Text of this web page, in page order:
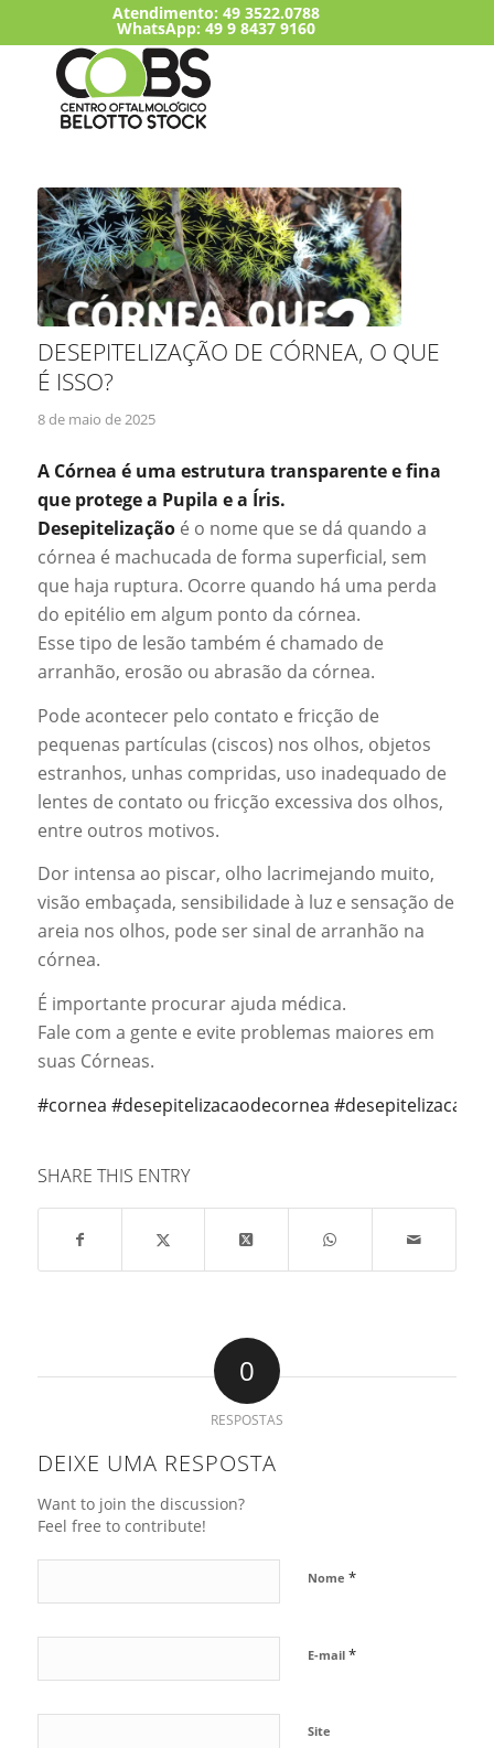
Atendimento:49 3522.0788
WhatsApp: 49 9 8437 9160
DESEPITELIZAÇÃO DE CÓRNEA, O QUE
É ISSO?
8 de maio de 2025
A Córnea é uma estrutura transparente e fina
que protege a Pupila e a Íris.
Desepitelizaçãoé o nome que se dá quando a
córnea é machucada de forma superficial, sem
que haja ruptura. Ocorre quando há uma perda
do epitélio em algum ponto da córnea.
Esse tipo de lesão também é chamado de
arranhão, erosão ou abrasão da córnea.
Pode acontecer pelo contato e fricção de
pequenas partículas (ciscos) nos olhos, objetos
estranhos, unhas compridas, uso inadequado de
lentes de contato ou fricção excessiva dos olhos,
entre outros motivos.
Dor intensa ao piscar, olho lacrimejando muito,
visão embaçada, sensibilidade à luz e sensação de
areia nos olhos, pode ser sinal de arranhão na
córnea.
É importante procurar ajuda médica.
Fale com a gente e evite problemas maiores em
suas Córneas.
#cornea #desepitelizacaodecornea #desepitelizacao
SHARE THIS ENTRY
0
RESPOSTAS
DEIXE UMA RESPOSTA
Want to join the discussion?
Feel free to contribute!
Nome *
E-mail *
Site